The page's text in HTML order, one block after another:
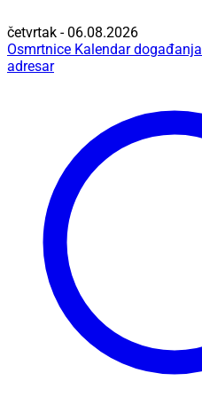
četvrtak - 06.08.2026
Osmrtnice Kalendar događanja
adresar